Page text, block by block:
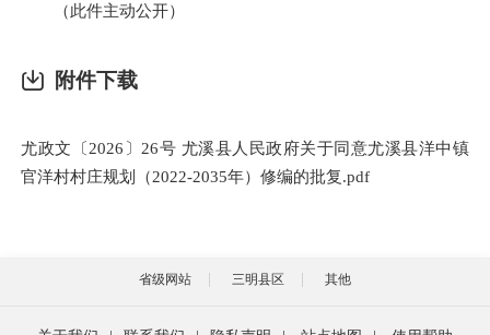
（此件主动公开）
附件下载
尤政文〔2026〕26号 尤溪县人民政府关于同意尤溪县洋中镇
官洋村村庄规划（2022-2035年）修编的批复.pdf
省级网站 三明县区 其他